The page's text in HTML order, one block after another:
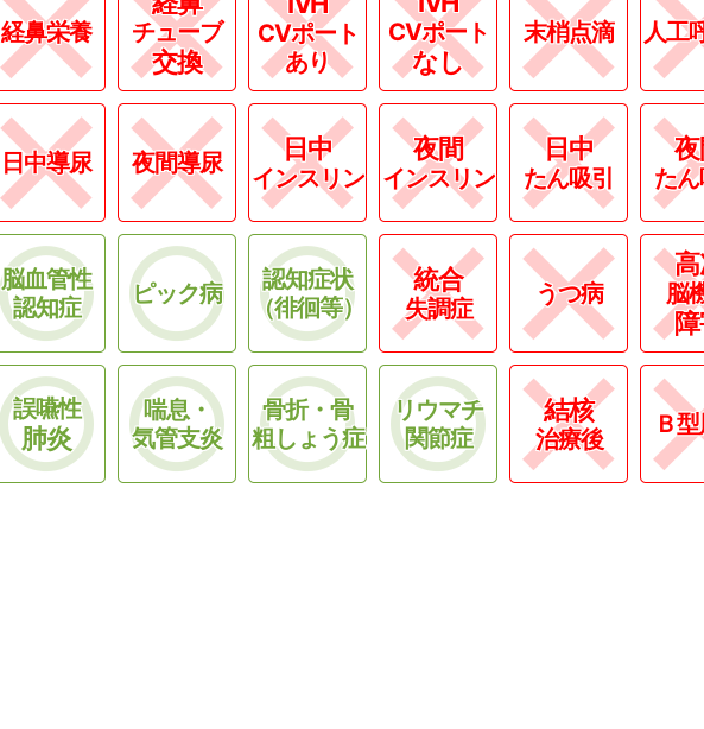
経鼻栄養 チューブ
交換
CVポート
あり
CVポート
なし
末梢点滴 人工
日中導尿 夜間導尿 日中
インスリン
夜間
インスリン
日中
たん吸引 た
脳血管性
認知症
ピック病
認知症状
（徘徊等）
統合
失調症
うつ病 脳
誤嚥性
肺炎
喘息・
気管支炎
骨折・骨
粗しょう症
リウマチ
関節症
結核
治療後
Ｂ